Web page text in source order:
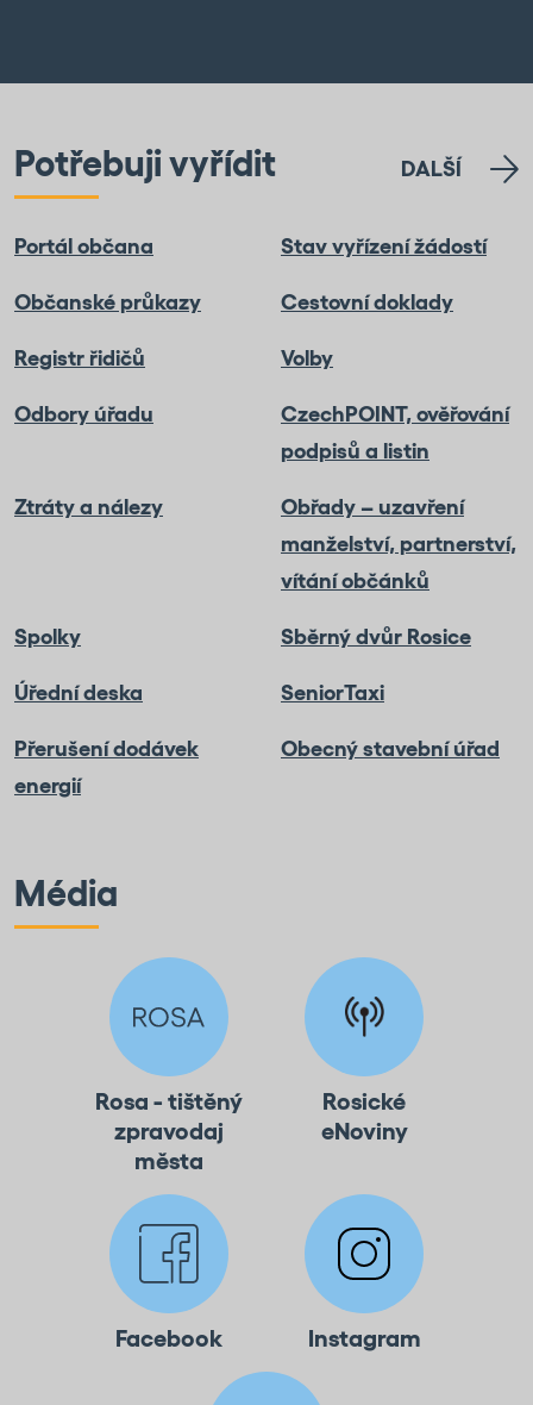
Potřebuji vyřídit DALŠÍ
Portál občana Stav vyřízení žádostí
Občanské průkazy Cestovní doklady
Registr řidičů Volby
Odbory úřadu
CzechPOINT, ověřování
podpisů a listin
Ztráty a nálezy
Obřady – uzavření
manželství, partnerství,
vítání občánků
Spolky Sběrný dvůr Rosice
Úřední deska SeniorTaxi
Přerušení dodávek
energií
Obecný stavební úřad
Média
Rosa - tištěný
zpravodaj
města
Rosické
eNoviny
Facebook Instagram